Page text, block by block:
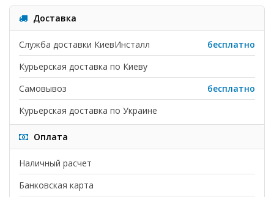
Доставка
Служба доставки КиевИнсталл
бесплатно
Курьерская доставка по Киеву
Самовывоз
бесплатно
Курьерская доставка по Украине
Оплата
Наличный расчет
Банковская карта